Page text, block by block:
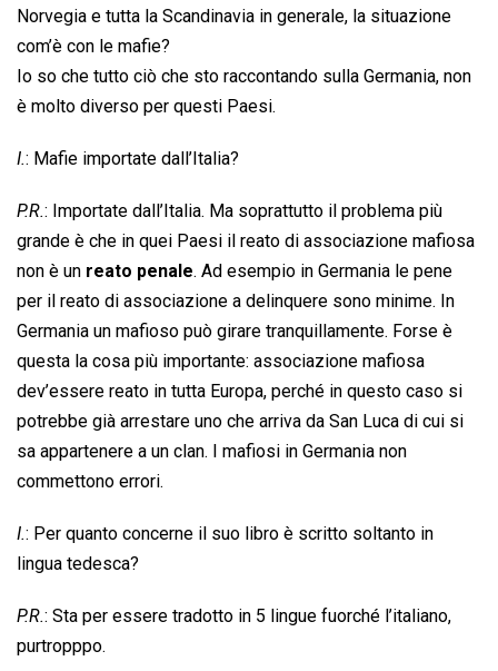
Norvegia e tutta la Scandinavia in generale, la situazione
com’è con le mafie?
Io so che tutto ciò che sto raccontando sulla Germania, non
è molto diverso per questi Paesi.
I.: Mafie importate dall’Italia?
P.R.: Importate dall’Italia. Ma soprattutto il problema più
grande è che in quei Paesi il reato di associazione mafiosa
non è un reato penale. Ad esempio in Germania le pene
per il reato di associazione a delinquere sono minime. In
Germania un mafioso può girare tranquillamente. Forse è
questa la cosa più importante: associazione mafiosa
dev’essere reato in tutta Europa, perché in questo caso si
potrebbe già arrestare uno che arriva da San Luca di cui si
sa appartenere a un clan. I mafiosi in Germania non
commettono errori.
I.: Per quanto concerne il suo libro è scritto soltanto in
lingua tedesca?
P.R.: Sta per essere tradotto in 5 lingue fuorché l’italiano,
purtropppo.